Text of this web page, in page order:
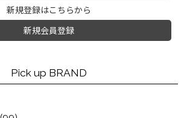
新規登録はこちらから
新規会員登録
Pick up BRAND